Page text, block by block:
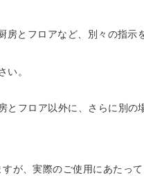
房とフロアなど、別々の指示
い。
とフロア以外に、さらに別の
が、実際のご使用にあたっ